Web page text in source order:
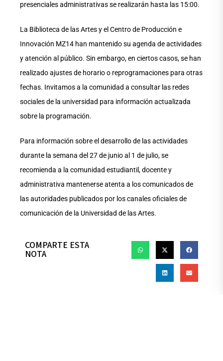
presenciales administrativas se realizarán hasta las 15:00.
La Biblioteca de las Artes y el Centro de Producción e
Innovación MZ14 han mantenido su agenda de actividades
y atención al público. Sin embargo, en ciertos casos, se han
realizado ajustes de horario o reprogramaciones para otras
fechas. Invitamos a la comunidad a consultar las redes
sociales de la universidad para información actualizada
sobre la programación.
Para información sobre el desarrollo de las actividades
durante la semana del 27 de junio al 1 de julio, se
recomienda a la comunidad estudiantil, docente y
administrativa mantenerse atenta a los comunicados de
las autoridades publicados por los canales oficiales de
comunicación de la Universidad de las Artes.
COMPARTE ESTA
NOTA